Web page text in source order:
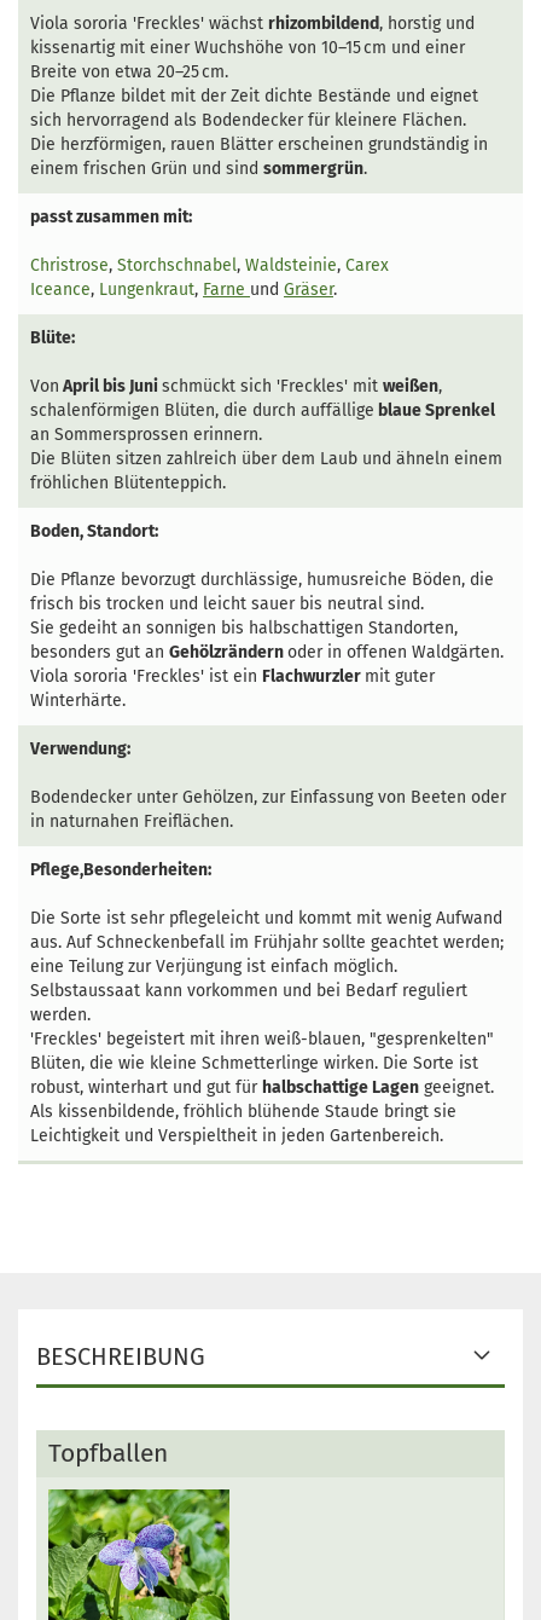
Viola sororia 'Freckles' wächst rhizombildend, horstig und
kissenartig mit einer Wuchshöhe von 10–15 cm und einer
Breite von etwa 20–25 cm.
Die Pflanze bildet mit der Zeit dichte Bestände und eignet
sich hervorragend als Bodendecker für kleinere Flächen.
Die herzförmigen, rauen Blätter erscheinen grundständig in
einem frischen Grün und sind sommergrün.
passt zusammen mit:
Christrose, Storchschnabel, Waldsteinie, Carex
Iceance, Lungenkraut, Farne und Gräser.
Blüte:
Von April bis Junischmückt sich 'Freckles' mit weißen,
schalenförmigen Blüten, die durch auffällige blaue Sprenkel
an Sommersprossen erinnern.
Die Blüten sitzen zahlreich über dem Laub und ähneln einem
fröhlichen Blütenteppich.
Boden, Standort:
Die Pflanze bevorzugt durchlässige, humusreiche Böden, die
frisch bis trocken und leicht sauer bis neutral sind.
Sie gedeiht an sonnigen bis halbschattigen Standorten,
besonders gut an Gehölzrändernoder in offenen Waldgärten.
Viola sororia 'Freckles' ist ein Flachwurzler mit guter
Winterhärte.
Verwendung:
Bodendecker unter Gehölzen, zur Einfassung von Beeten oder
in naturnahen Freiflächen.
Pflege,Besonderheiten:
Die Sorte ist sehr pflegeleicht und kommt mit wenig Aufwand
aus. Auf Schneckenbefall im Frühjahr sollte geachtet werden;
eine Teilung zur Verjüngung ist einfach möglich.
Selbstaussaat kann vorkommen und bei Bedarf reguliert
werden.
'Freckles' begeistert mit ihren weiß-blauen, "gesprenkelten"
Blüten, die wie kleine Schmetterlinge wirken. Die Sorte ist
robust, winterhart und gut für halbschattige Lagen geeignet.
Als kissenbildende, fröhlich blühende Staude bringt sie
Leichtigkeit und Verspieltheit in jeden Gartenbereich.
BESCHREIBUNG
Topfballen